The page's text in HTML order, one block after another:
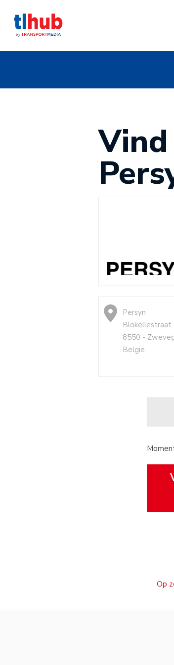
Persyn
Blokellestraat
8550 -
België
Op